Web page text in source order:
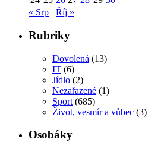
« Srp
Říj »
Rubriky
Dovolená (13)
IT (6)
Jídlo (2)
Nezařazené (1)
Sport (685)
Život, vesmír a vůbec (3)
Osobáky